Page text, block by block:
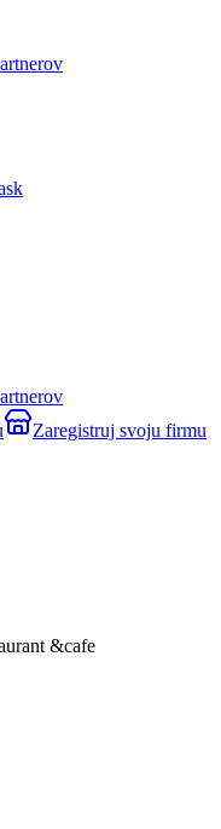
sk
Zaregistruj svoju firmu
&cafe